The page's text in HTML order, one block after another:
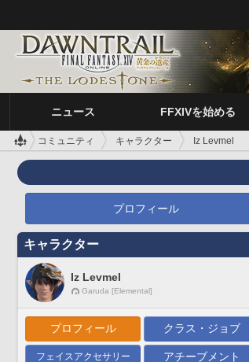
ニュース FFXIVを始める
コミュニティ キャラクター Iz Levmel
プロフィール
キャラクター
Iz Levmel
Garuda [Elemental]
プロフィール クラス・ジョブ
フェイスアクセサリー アチーブメント